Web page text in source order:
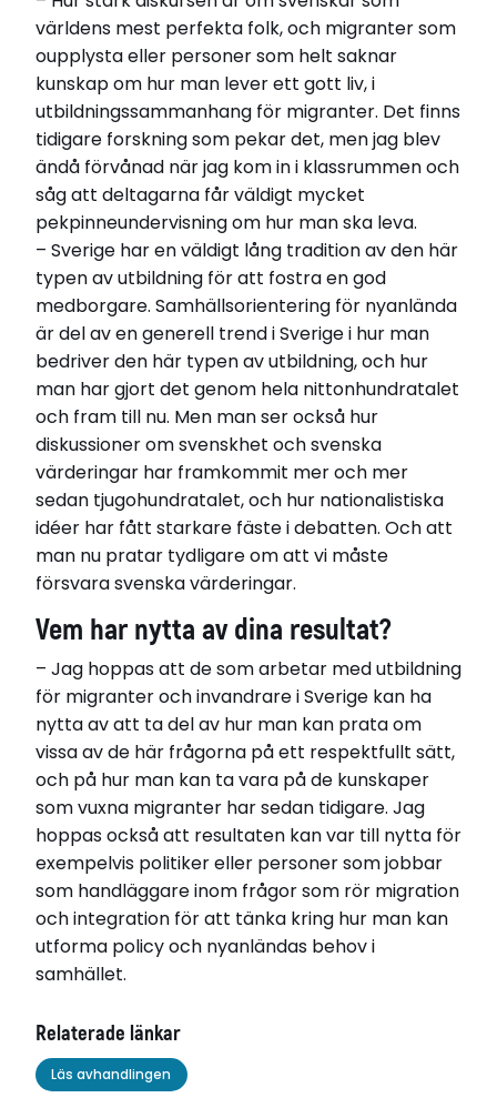
världens mest perfekta folk, och migranter som
oupplysta eller personer som helt saknar
kunskap om hur man lever ett gott liv, i
utbildningssammanhang för migranter. Det finns
tidigare forskning som pekar det, men jag blev
ändå förvånad när jag kom in i klassrummen och
såg att deltagarna får väldigt mycket
pekpinneundervisning om hur man ska leva.
– Sverige har en väldigt lång tradition av den här
typen av utbildning för att fostra en god
medborgare. Samhällsorientering för nyanlända
är del av en generell trend i Sverige i hur man
bedriver den här typen av utbildning, och hur
man har gjort det genom hela nittonhundratalet
och fram till nu. Men man ser också hur
diskussioner om svenskhet och svenska
värderingar har framkommit mer och mer
sedan tjugohundratalet, och hur nationalistiska
idéer har fått starkare fäste i debatten. Och att
man nu pratar tydligare om att vi måste
försvara svenska värderingar.
Vem har nytta av dina resultat?
– Jag hoppas att de som arbetar med utbildning
för migranter och invandrare i Sverige kan ha
nytta av att ta del av hur man kan prata om
vissa av de här frågorna på ett respektfullt sätt,
och på hur man kan ta vara på de kunskaper
som vuxna migranter har sedan tidigare. Jag
hoppas också att resultaten kan var till nytta för
exempelvis politiker eller personer som jobbar
som handläggare inom frågor som rör migration
och integration för att tänka kring hur man kan
utforma policy och nyanländas behov i
samhället.
Relaterade länkar
Läs avhandlingen